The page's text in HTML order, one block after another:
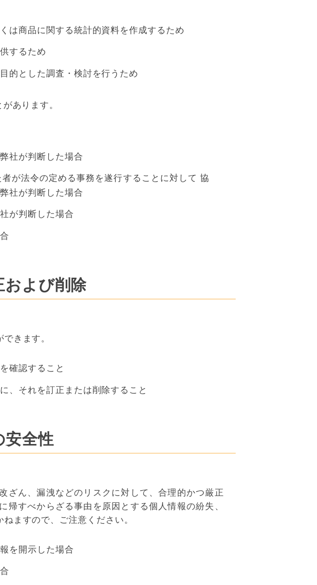
は商品に関する統計的資料を作成するため
するため
的とした調査・検討を行うため
あります。
社が判断した場合
が法令の定める事務を遂行することに対して 協
社が判断した場合
が判断した場合
よび削除
きます。
確認すること
、それを訂正または削除すること
安全性
ざん、漏洩などのリスクに対して、合理的かつ厳正
すべからざる事由を原因とする個人情報の紛失、
ますので、ご注意ください。
を開示した場合